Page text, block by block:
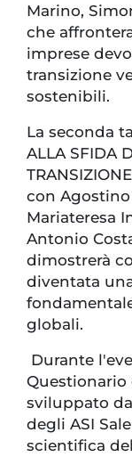
Marino,
che
imprese
transizione
sostenibili.
La seconda
ALLA SFIDA
con Agostino
Mariateresa
Antonio
dimostrerà
diventata
globali.
Durante
Questionario
sviluppato
degli ASI
scientifica